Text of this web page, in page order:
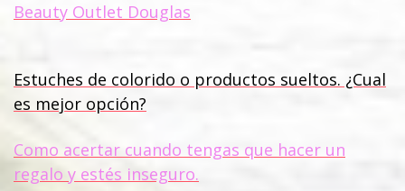
Beauty Outlet Douglas
Estuches de colorido o productos sueltos. ¿Cual
es mejor opción?
Como acertar cuando tengas que hacer un
regalo y estés inseguro.